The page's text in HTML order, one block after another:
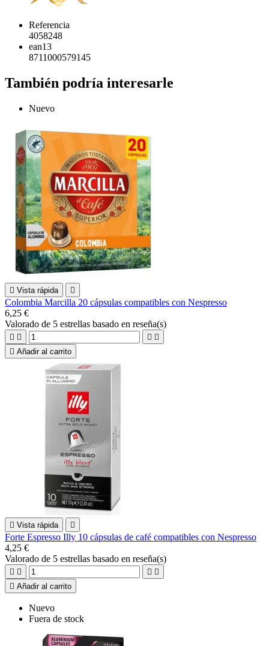
Referencia
4058248
ean13
8711000579145
También podría interesarle
Nuevo
 Vista rápida 
Colombia Marcilla 20 cápsulas compatibles con Nespresso
6,25 €
Valorado de 5 estrellas basado en reseña(s)
   
 Añadir al carrito
 Vista rápida 
Forte Espresso Illy 10 cápsulas de café compatibles con Nespresso
4,25 €
Valorado de 5 estrellas basado en reseña(s)
   
 Añadir al carrito
Nuevo
Fuera de stock